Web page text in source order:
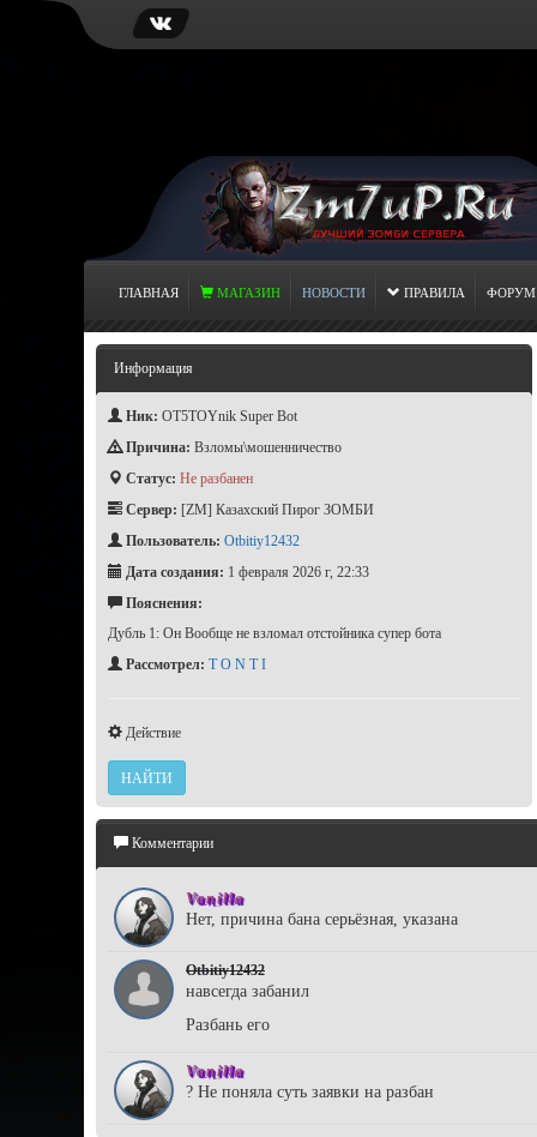
ГЛАВНАЯ МАГАЗИН НОВОСТИ ПРАВИЛА ФОРУМ
Информация
Ник: OT5TOYnik Super Bot
Причина: Взломы\мошенничество
Статус: Не разбанен
Сервер: [ZM] Казахский Пирог ЗОМБИ
Пользователь: Otbitiy12432
Дата создания: 1 февраля 2026 г, 22:33
Пояснения:
Дубль 1: Он Вообще не взломал отстойника супер бота
Рассмотрел: T O N T I
Действие
НАЙТИ
Комментарии
Vanilla
Нет, причина бана серьёзная, указана
Otbitiy12432
навсегда забанил
Разбань его
Vanilla
? Не поняла суть заявки на разбан